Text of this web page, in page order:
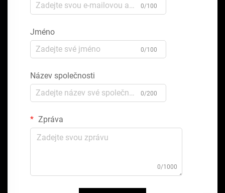
0/100
Jméno
0/100
Název společnosti
0/200
Zpráva
0/1000